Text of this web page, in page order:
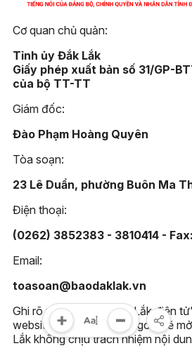
Cơ quan chủ quản:
Tỉnh ủy Đắk Lắk
Giấy phép xuất bản số 31/GP-
của bộ TT-TT
Giám đốc:
Đào Phạm Hoàng Quyên
Tòa soạn:
23 Lê Duẩn, phường Buôn Ma
Điện thoại:
(0262) 3852383 - 3810414 -
Email:
toasoan@baodaklak.vn
Ghi rõ nguồn "Báo Đắk Lắk điện
website này. Các trang ngoài sẽ
Lắk không chịu trách nhiệm nội